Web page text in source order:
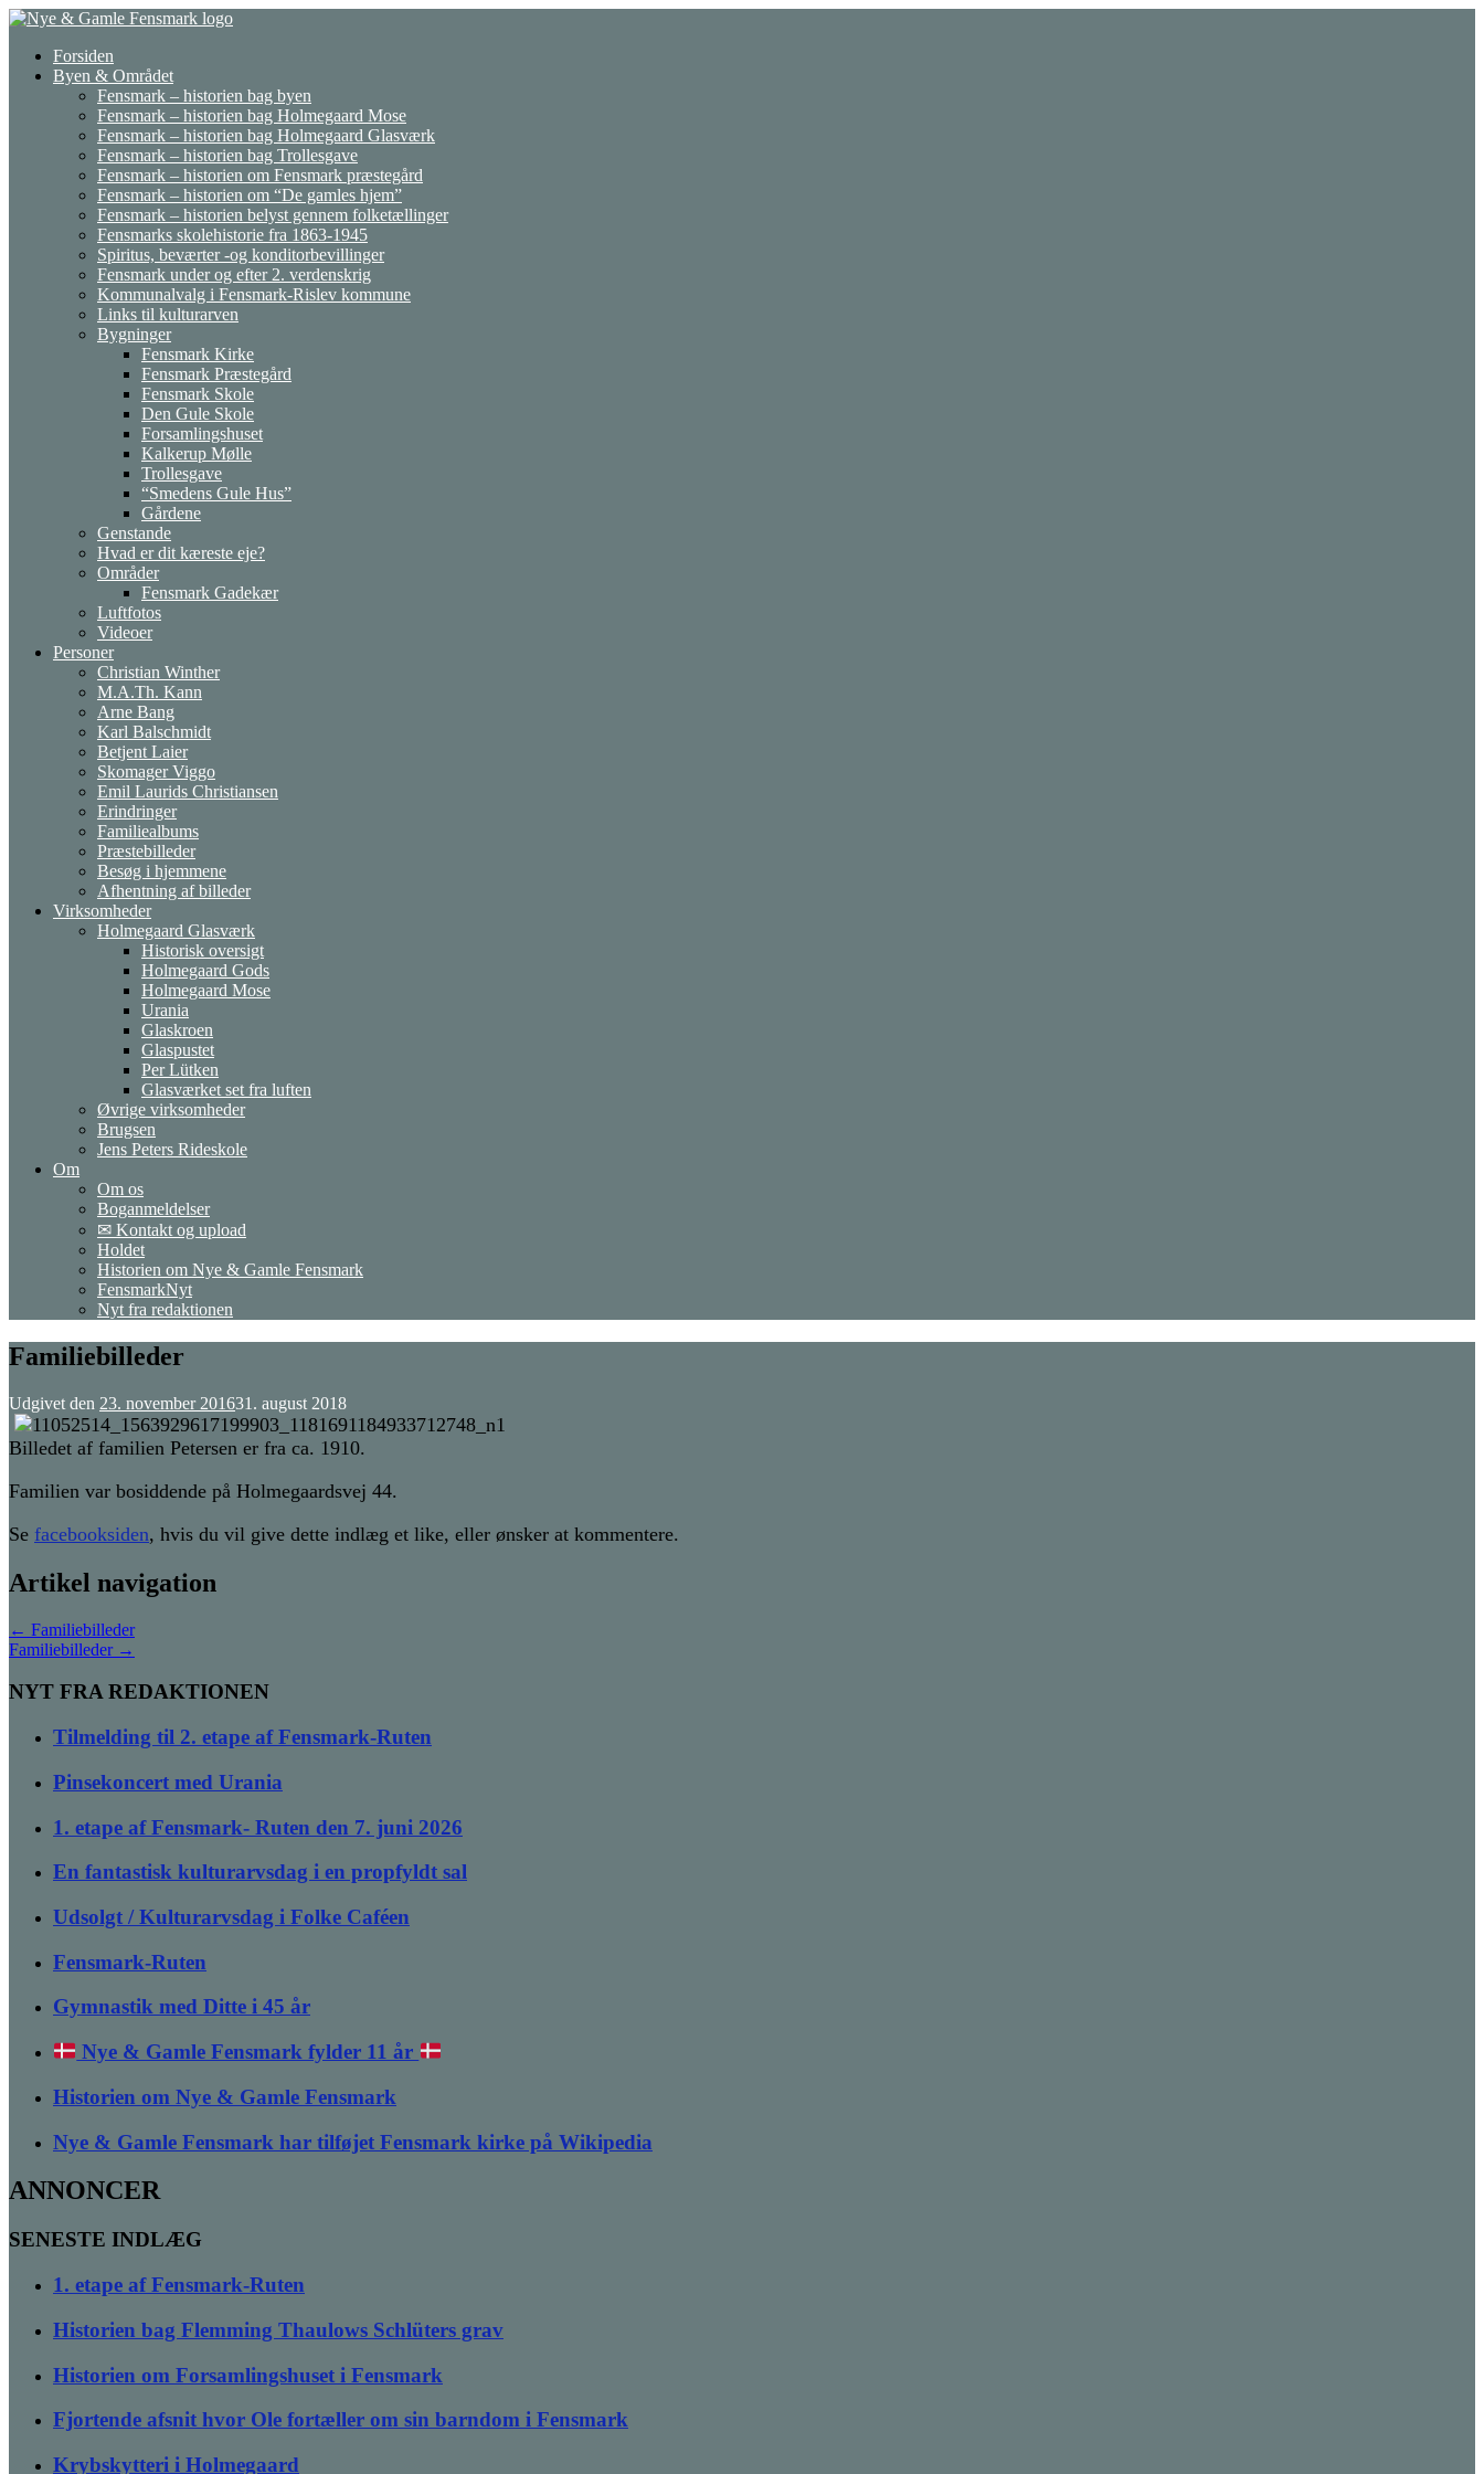
Gå
indholdForsiden
Byen & Området
Fensmark – historien bag byen
Fensmark – historien bag Holmegaard Mose
Fensmark – historien bag Holmegaard Glasværk
Fensmark – historien bag Trollesgave
Fensmark – historien om Fensmark præstegård
Fensmark – historien om “De gamles hjem”
Fensmark – historien belyst gennem folketællinger
Fensmarks skolehistorie fra 1863-1945
Spiritus, beværter -og konditorbevillinger
Fensmark under og efter 2. verdenskrig
Kommunalvalg i Fensmark-Rislev kommune
Links til kulturarven
Bygninger
Fensmark Kirke
Fensmark Præstegård
Fensmark Skole
Den Gule Skole
Forsamlingshuset
Kalkerup Mølle
Trollesgave
“Smedens Gule Hus”
Gårdene
Genstande
Hvad er dit kæreste eje?
Områder
Fensmark Gadekær
Luftfotos
Videoer
Personer
Christian Winther
M.A.Th. Kann
Arne Bang
Karl Balschmidt
Betjent Laier
Skomager Viggo
Emil Laurids Christiansen
Erindringer
Familiealbums
Præstebilleder
Besøg i hjemmene
Afhentning af billeder
Virksomheder
Holmegaard Glasværk
Historisk oversigt
Holmegaard Gods
Holmegaard Mose
Urania
Glaskroen
Glaspustet
Per Lütken
Glasværket set fra luften
Øvrige virksomheder
Brugsen
Jens Peters Rideskole
Om
Om os
Boganmeldelser
✉ Kontakt og upload
Holdet
Historien om Nye & Gamle Fensmark
FensmarkNyt
Nyt fra redaktionen
Familiebilleder
Udgivet den 23. november 201631. august 2018
Billedet af familien Petersen er fra ca. 1910.
Familien var bosiddende på Holmegaardsvej 44.
Se facebooksiden, hvis du vil give dette indlæg et like, eller ønsker at kommentere.
Artikel navigation
← Familiebilleder
Familiebilleder →
NYT FRA REDAKTIONEN
Tilmelding til 2. etape af Fensmark-Ruten
Pinsekoncert med Urania
1. etape af Fensmark- Ruten den 7. juni 2026
En fantastisk kulturarvsdag i en propfyldt sal
Udsolgt / Kulturarvsdag i Folke Caféen
Fensmark-Ruten
Gymnastik med Ditte i 45 år
Nye & Gamle Fensmark fylder 11 år
Historien om Nye & Gamle Fensmark
Nye & Gamle Fensmark har tilføjet Fensmark kirke på Wikipedia
ANNONCER
SENESTE INDLÆG
1. etape af Fensmark-Ruten
Historien bag Flemming Thaulows Schlüters grav
Historien om Forsamlingshuset i Fensmark
Fjortende afsnit hvor Ole fortæller om sin barndom i Fensmark
Krybskytteri i Holmegaard